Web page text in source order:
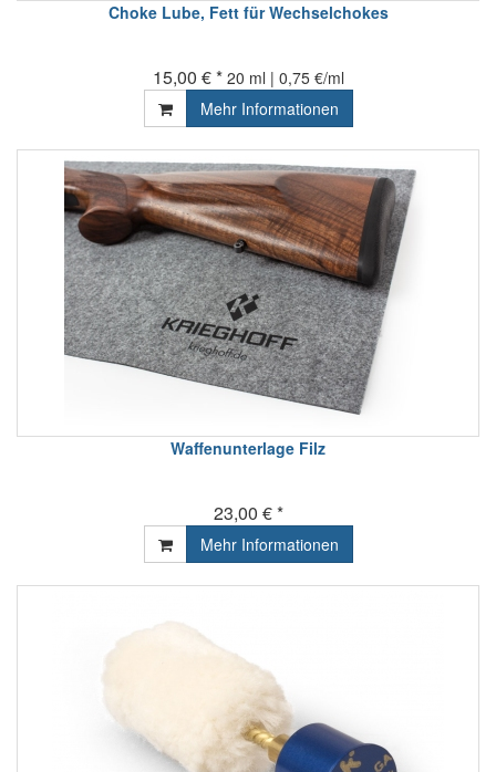
Choke Lube, Fett für Wechselchokes
15,00 € * 20 ml | 0,75 €/ml
Mehr Informationen
Waffenunterlage Filz
23,00 € *
Mehr Informationen